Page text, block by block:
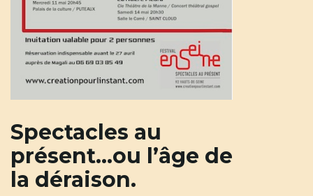
Spectacles au
présent…ou l’âge de
la déraison.